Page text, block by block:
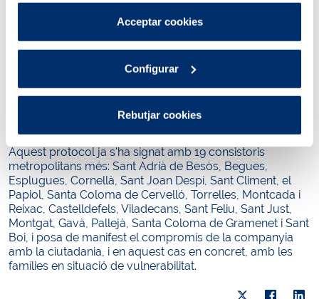
Pots consultar més informació a la nostra
Acceptar cookies
Configurar
Rebutjar cookies
D'acord amb la Llei 24/2015, el protocol estableix el
procediment que cal seguir per garantir l'aigua a tothom
qui ho necessita. Segons aquest document,Aigües de
haurà de sol·licitar als serveis socials del
persona o unitat familiar que té factures impagades està
en una situació d'exclusió residencial. En cas que aquests
indiquin que es tracta d'una persona o una unitat familiar
vulnerable, la companyia garantirà el subministrament.
Aquest protocol ja s'ha signat amb 19 consistoris
metropolitans més: Sant Adrià de Besòs, Begues,
Esplugues, Cornellà, Sant Joan Despí, Sant Climent, el
Papiol, Santa Coloma de Cervelló, Torrelles, Montcada i
Reixac, Castelldefels, Viladecans, Sant Feliu, Sant Just,
Montgat, Gavà, Pallejà, Santa Coloma de Gramenet i Sant
Boi, i posa de manifest el compromís de la companyia
amb la ciutadania, i en aquest cas en concret, amb les
famílies en situació de vulnerabilitat.